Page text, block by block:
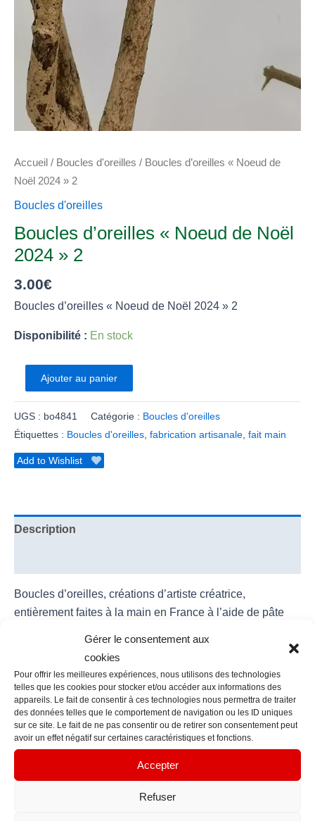
Gérer le consentement aux
cookies
Pour offrir les meilleures expériences, nous utilisons des technologies
telles que les cookies pour stocker et/ou accéder aux informations des
appareils. Le fait de consentir à ces technologies nous permettra de traiter
des données telles que le comportement de navigation ou les ID uniques
sur ce site. Le fait de ne pas consentir ou de retirer son consentement peut
avoir un effet négatif sur certaines caractéristiques et fonctions.
Accepter
Refuser
Accueil / Boucles d'oreilles / Boucles d’oreilles « Noeud de
Noël 2024 » 2
Boucles d'oreilles
Boucles d’oreilles « Noeud de Noël
2024 » 2
3.00€
Boucles d’oreilles « Noeud de Noël 2024 » 2
Disponibilité : En stock
Ajouter au panier
UGS : bo4841 Catégorie : Boucles d'oreilles
Étiquettes : Boucles d'oreilles fabrication artisanale fait main
Add to Wishlist
Description
Boucles d’oreilles, créations d’artiste créatrice,
entièrement faites à la main en France à l’aide de pâte
pouvant être légèrement différentes en raison de la
fabrication artisanale manuelle.
Produits similaires